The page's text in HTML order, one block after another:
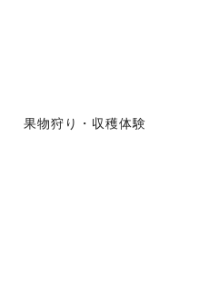
果物狩り・収穫体験